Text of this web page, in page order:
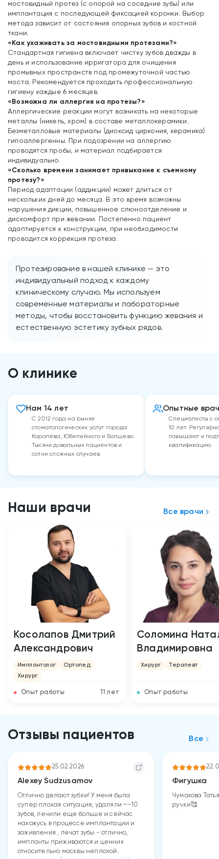
мостовидный протез (с опорой на соседние зубы) или
имплантация с последующей фиксацией коронки. Выбор
метода зависит от состояния опорных зубов и костной
ткани.
«Как ухаживать за мостовидными протезами?»
Стандартная гигиена включает чистку зубов дважды в
день и использование ирригатора для очищения
промывных пространств под промежуточной частью
моста. Рекомендуется проходить профессиональную
гигиену каждые 6 месяцев.
«Возможна ли аллергия на протезы?»
Аллергические реакции могут возникать на некоторые
металлы (никель, хром) в составе металлокерамики.
Безметалловые материалы (диоксид циркония, керамика)
гипоаллергенны. При подозрении на аллергию
проводятся пробы, и материал подбирается
индивидуально.
«Сколько времени занимает привыкание к съемному
протезу?»
Период адаптации (аддикции) может длиться от
нескольких дней до месяца. В это время возможны
нарушения дикции, повышенное слюноотделение и
дискомфорт при жевании. Постепенно пациент
адаптируется к конструкции, при необходимости
проводится коррекция протеза.
Протезирование в нашей клинике — это
индивидуальный подход к каждому
клиническому случаю. Мы используем
современные материалы и лабораторные
методы, чтобы восстановить функцию жевания и
естественную эстетику зубных рядов.
О клинике
Нам 14 лет
С 2012 года на рынке
стоматологических услуг города
Королёва, Юбилейного и Болшево.
Тысячи довольных пациентов и
сотни сложных случаев.
Опытные
Специалисты с
10 лет.
повышают и
квалификацию.
Наши врачи Все врачи
Косолапов Дмитрий
Александрович
Имплантолог
Ортопед
Хирург
Опыт работы 11 лет
Соломина
Владимировна
Хирург Терапевт
Опыт работы
Отзывы пациентов Все
25.02.2026
Alexey Sudzusamov
Отлично делают зубки! У меня была
супер плохая ситуация, удаляли ~~10
зубов, лечили еще больше и сейчас
нахожусь в процессе имплантации и
заживления , лечат зубы - отлично,
импланты приживаются и ценник
относительно москвы неплохой.
Фигушка
Чумакова
ручки🥰